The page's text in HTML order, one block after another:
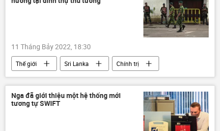
11 Tháng Bảy 2022, 18:30
Thế giới Sri Lanka
Chính trị
cuộc biểu tình
Nga đã giới thiệu một hệ thống mới
tương tự SWIFT